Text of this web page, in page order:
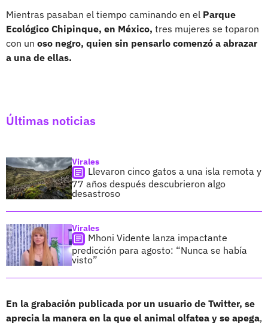
Mientras pasaban el tiempo caminando en el Parque
Ecológico Chipinque, en México, tres mujeres se toparon
con un oso negro, quien sin pensarlo comenzó a abrazar
a una de ellas.
Últimas noticias
Virales
Llevaron cinco gatos a una isla remota y
77 años después descubrieron algo
desastroso
Virales
Mhoni Vidente lanza impactante
predicción para agosto: “Nunca se había
visto”
En la grabación publicada por un usuario de Twitter, se
aprecia la manera en la que el animal olfatea y se apega,